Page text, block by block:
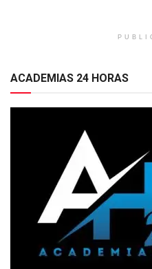
ACADEMIAS 24 HORAS